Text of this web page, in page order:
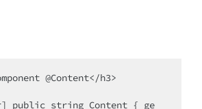
@Content</h3>